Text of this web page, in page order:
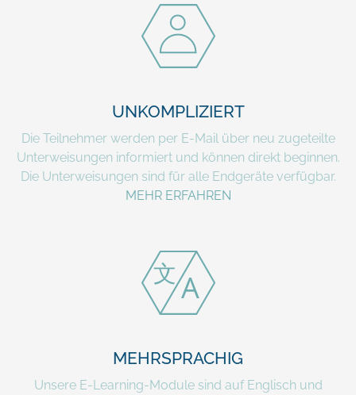
UNKOMPLIZIERT
Die Teilnehmer werden per E-Mail über neu zugeteilte
Unterweisungen informiert und können direkt beginnen.
Die Unterweisungen sind für alle Endgeräte verfügbar.
MEHR ERFAHREN
MEHRSPRACHIG
Unsere E-Learning-Module sind auf Englisch und